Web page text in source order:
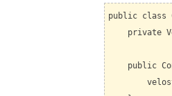
public class
private
public
veloster=